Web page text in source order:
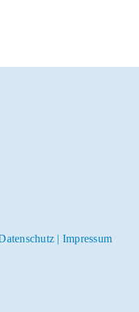
| Impressum